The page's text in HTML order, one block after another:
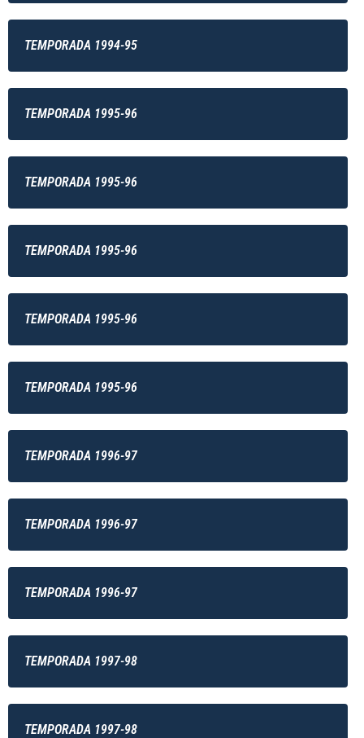
TEMPORADA 1994-95
TEMPORADA 1995-96
TEMPORADA 1995-96
TEMPORADA 1995-96
TEMPORADA 1995-96
TEMPORADA 1995-96
TEMPORADA 1996-97
TEMPORADA 1996-97
TEMPORADA 1996-97
TEMPORADA 1997-98
TEMPORADA 1997-98